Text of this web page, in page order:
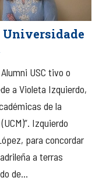
Universidade
USC tivo o
a Violeta Izquierdo,
de la
Izquierdo
para concordar
a terras
de...